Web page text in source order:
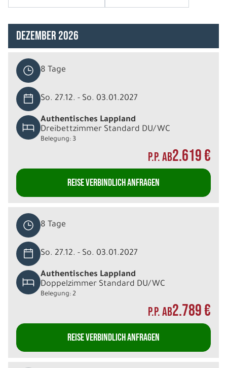
Dezember 2026
8 Tage
So. 27.12. - So. 03.01.2027
Authentisches Lappland
Dreibettzimmer Standard DU/WC
Belegung: 3
P.P. AB2.619 €
REISE VERBINDLICH ANFRAGEN
8 Tage
So. 27.12. - So. 03.01.2027
Authentisches Lappland
Doppelzimmer Standard DU/WC
Belegung: 2
P.P. AB2.789 €
REISE VERBINDLICH ANFRAGEN